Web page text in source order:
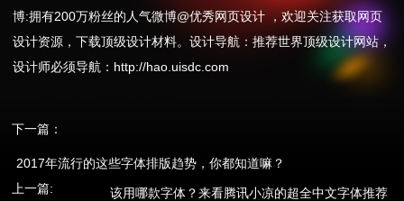
博:拥有200万粉丝的人气微博@优秀网页设计 ，欢迎关注获取网页
设计资源，下载顶级设计材料。设计导航：推荐世界顶级设计网站，
设计师必须导航：http://hao.uisdc.com
下一篇：
2017年流行的这些字体排版趋势，你都知道嘛？
上一篇:
该用哪款字体？来看腾讯小凉的超全中文字体推荐